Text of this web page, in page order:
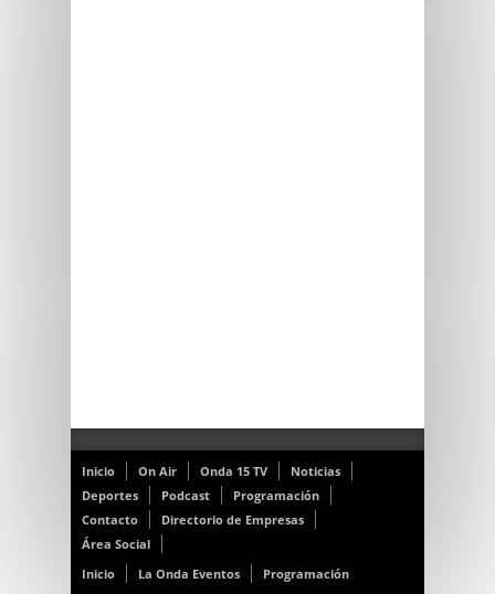
Inicio On Air Onda 15 TV
Noticias
Deportes
Podcast
Programación
Contacto
Directorio de Empresas
Área Social
Inicio
La Onda Eventos Programación